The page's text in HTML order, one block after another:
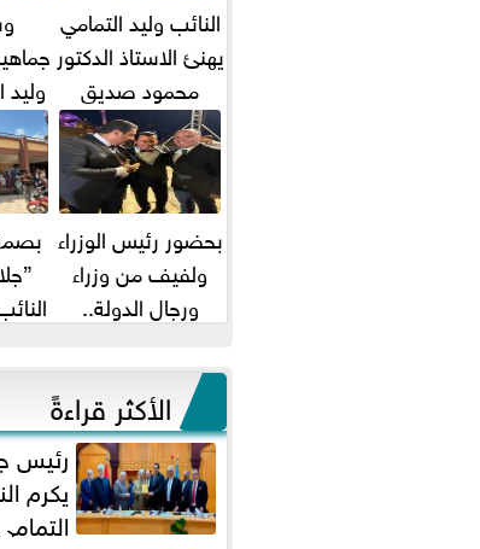
النائب وليد التمامي
يهنئ الاستاذ الدكتور
محمود صديق
تكليفة قائم باعمال
...
وليد
بحضور رئيس الوزراء
ولفيف من وزراء
ورجال الدولة..
ومحمد...
الأكثر قراءةً
رئيس
يكرم